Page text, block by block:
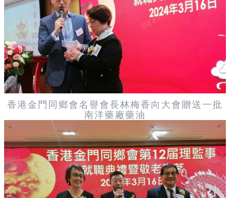
香港金門同鄉會名譽會長林梅香向大會贈送一批
南洋藥廠藥油